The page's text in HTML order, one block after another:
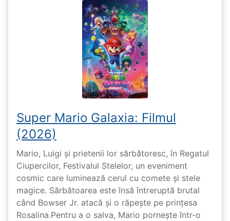
Super Mario Galaxia: Filmul
(2026)
Mario, Luigi și prietenii lor sărbătoresc, în Regatul
Ciupercilor, Festivalul Stelelor, un eveniment
cosmic care luminează cerul cu comete și stele
magice. Sărbătoarea este însă întreruptă brutal
când Bowser Jr. atacă și o răpește pe prinţesa
Rosalina.Pentru a o salva, Mario pornește într-o